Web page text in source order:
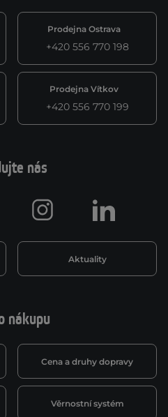
Prodejna Ostrava
+420 556 770 198
Prodejna Vítkov
+420 556 770 199
nákupu
Cena a druhy dopravy
Věrnostní systém
nás
Aktuality
Instagram LinkedIn